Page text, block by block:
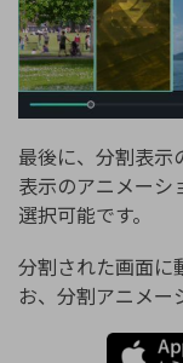
最後に、分割表示
表示のアニメーシ
選択可能です。
分割された画面に
お、分割アニメー